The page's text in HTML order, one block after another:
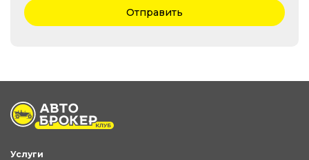
Отправить
Услуги